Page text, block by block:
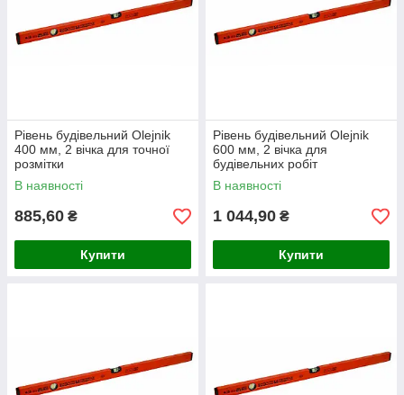
Рівень будівельний Olejnik
400 мм, 2 вічка для точної
розмітки
В наявності
885,60 ₴
Купити
Рівень будівельний Olejnik
600 мм, 2 вічка для
будівельних робіт
В наявності
1 044,90 ₴
Купити